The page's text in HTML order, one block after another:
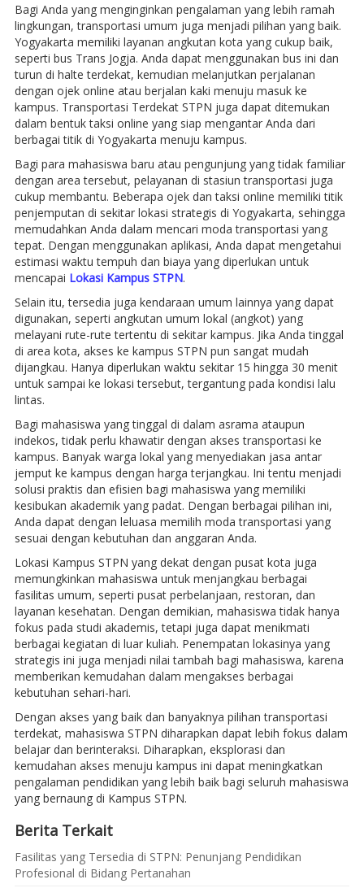
Bagi Anda yang menginginkan pengalaman yang lebih ramah
lingkungan, transportasi umum juga menjadi pilihan yang baik.
Yogyakarta memiliki layanan angkutan kota yang cukup baik,
seperti bus Trans Jogja. Anda dapat menggunakan bus ini dan
turun di halte terdekat, kemudian melanjutkan perjalanan
dengan ojek online atau berjalan kaki menuju masuk ke
kampus. Transportasi Terdekat STPN juga dapat ditemukan
dalam bentuk taksi online yang siap mengantar Anda dari
berbagai titik di Yogyakarta menuju kampus.
Bagi para mahasiswa baru atau pengunjung yang tidak familiar
dengan area tersebut, pelayanan di stasiun transportasi juga
cukup membantu. Beberapa ojek dan taksi online memiliki titik
penjemputan di sekitar lokasi strategis di Yogyakarta, sehingga
memudahkan Anda dalam mencari moda transportasi yang
tepat. Dengan menggunakan aplikasi, Anda dapat mengetahui
estimasi waktu tempuh dan biaya yang diperlukan untuk
mencapai Lokasi Kampus STPN.
Selain itu, tersedia juga kendaraan umum lainnya yang dapat
digunakan, seperti angkutan umum lokal (angkot) yang
melayani rute-rute tertentu di sekitar kampus. Jika Anda tinggal
di area kota, akses ke kampus STPN pun sangat mudah
dijangkau. Hanya diperlukan waktu sekitar 15 hingga 30 menit
untuk sampai ke lokasi tersebut, tergantung pada kondisi lalu
lintas.
Bagi mahasiswa yang tinggal di dalam asrama ataupun
indekos, tidak perlu khawatir dengan akses transportasi ke
kampus. Banyak warga lokal yang menyediakan jasa antar
jemput ke kampus dengan harga terjangkau. Ini tentu menjadi
solusi praktis dan efisien bagi mahasiswa yang memiliki
kesibukan akademik yang padat. Dengan berbagai pilihan ini,
Anda dapat dengan leluasa memilih moda transportasi yang
sesuai dengan kebutuhan dan anggaran Anda.
Lokasi Kampus STPN yang dekat dengan pusat kota juga
memungkinkan mahasiswa untuk menjangkau berbagai
fasilitas umum, seperti pusat perbelanjaan, restoran, dan
layanan kesehatan. Dengan demikian, mahasiswa tidak hanya
fokus pada studi akademis, tetapi juga dapat menikmati
berbagai kegiatan di luar kuliah. Penempatan lokasinya yang
strategis ini juga menjadi nilai tambah bagi mahasiswa, karena
memberikan kemudahan dalam mengakses berbagai
kebutuhan sehari-hari.
Dengan akses yang baik dan banyaknya pilihan transportasi
terdekat, mahasiswa STPN diharapkan dapat lebih fokus dalam
belajar dan berinteraksi. Diharapkan, eksplorasi dan
kemudahan akses menuju kampus ini dapat meningkatkan
pengalaman pendidikan yang lebih baik bagi seluruh mahasiswa
yang bernaung di Kampus STPN.
Berita Terkait
Fasilitas yang Tersedia di STPN: Penunjang Pendidikan
Profesional di Bidang Pertanahan